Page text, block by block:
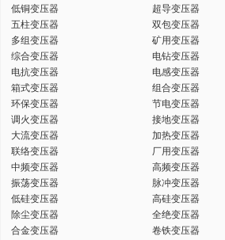
低铜变压器
超导变压器
五柱变压器
双包变压器
多组变压器
矿用变压器
综合变压器
电钻变压器
电抗变压器
电感变压器
箱式变压器
组合变压器
环保变压器
节电变压器
调火变压器
接地变压器
大流变压器
加热变压器
联络变压器
厂用变压器
中频变压器
高频变压器
振荡变压器
脉冲变压器
低硅变压器
高硅变压器
除尘变压器
全绝变压器
合金变压器
卷铁变压器